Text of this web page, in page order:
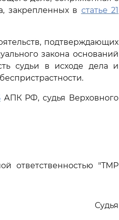
закрепленных в статье 21
подтверждающих
закона оснований
судьи в исходе дела и
АПК РФ, судья Верховного
ответственностью "ТМР
Судья